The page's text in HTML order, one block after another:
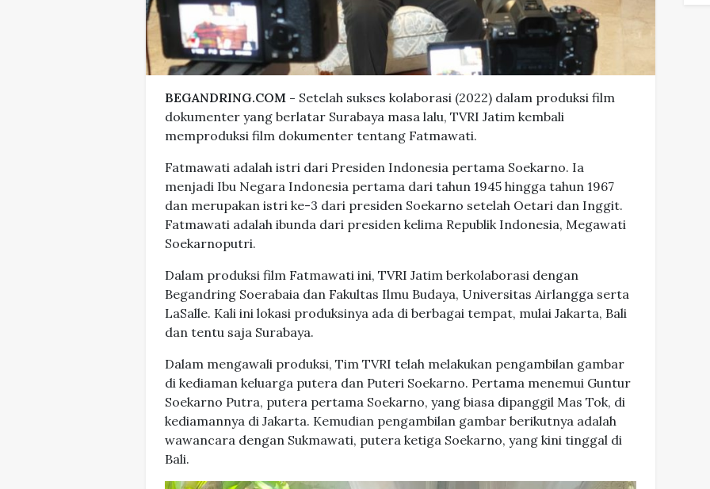
BEGANDRING.COM - Setelah sukses kolaborasi (2022) dalam produksi film
dokumenter yang berlatar Surabaya masa lalu, TVRI Jatim kembali
memproduksi film dokumenter tentang Fatmawati.
Fatmawati adalah istri dari Presiden Indonesia pertama Soekarno. Ia
menjadi Ibu Negara Indonesia pertama dari tahun 1945 hingga tahun 1967
dan merupakan istri ke-3 dari presiden Soekarno setelah Oetari dan Inggit.
Fatmawati adalah ibunda dari presiden kelima Republik Indonesia, Megawati
Soekarnoputri.
Dalam produksi film Fatmawati ini, TVRI Jatim berkolaborasi dengan
Begandring Soerabaia dan Fakultas Ilmu Budaya, Universitas Airlangga serta
LaSalle. Kali ini lokasi produksinya ada di berbagai tempat, mulai Jakarta, Bali
dan tentu saja Surabaya.
Dalam mengawali produksi, Tim TVRI telah melakukan pengambilan gambar
di kediaman keluarga putera dan Puteri Soekarno. Pertama menemui Guntur
Soekarno Putra, putera pertama Soekarno, yang biasa dipanggil Mas Tok, di
kediamannya di Jakarta. Kemudian pengambilan gambar berikutnya adalah
wawancara dengan Sukmawati, putera ketiga Soekarno, yang kini tinggal di
Bali.